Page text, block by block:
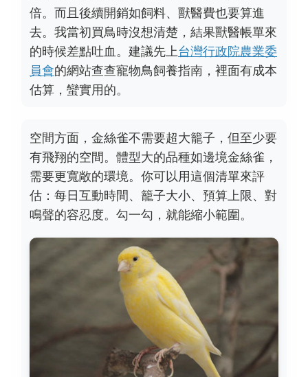
倍。而且後續開銷如飼料、獸醫費也要算進
去。我當初買鳥時沒想清楚，結果獸醫帳單來
的時候差點吐血。建議先上台灣行政院農業委
員會的網站查查寵物鳥飼養指南，裡面有成本
估算，蠻實用的。
空間方面，金絲雀不需要超大籠子，但至少要
有飛翔的空間。體型大的品種如邊境金絲雀，
需要更寬敞的環境。你可以用這個清單來評
估：每日互動時間、籠子大小、預算上限、對
鳴聲的容忍度。勾一勾，就能縮小範圍。